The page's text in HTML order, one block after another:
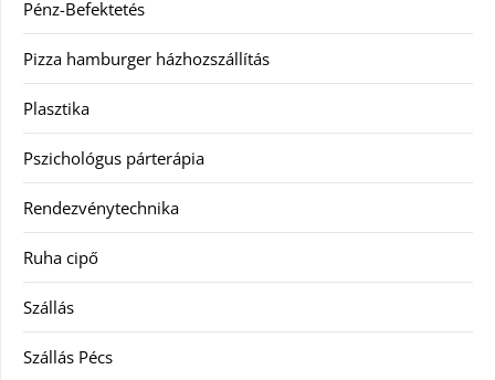
Pénz-Befektetés
Pizza hamburger házhozszállítás
Plasztika
Pszichológus párterápia
Rendezvénytechnika
Ruha cipő
Szállás
Szállás Pécs